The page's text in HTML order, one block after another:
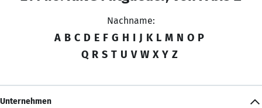
Nachname:
A B C D E F G H I J K L M N O P
Q R S T U V W X Y Z
Unternehmen